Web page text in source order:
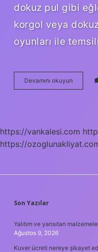
dokuz pul gibi
korgol veya
oyunları ile
Devamını okuyun
https://vankalesi.com
https://
SIDEBAR
Son Yazılar
Yalıtım ve yansıtan
Ağustos 9, 2026
Kuver ücreti nereye şikayet